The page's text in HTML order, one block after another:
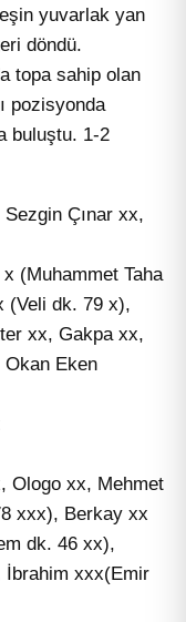
yuvarlak yan
döndü.
topa sahip olan
pozisyonda
buluştu. 1-2
Çınar xx,
(Muhammet Taha
(Veli dk. 79 x),
xx, Gakpa xx,
Okan Eken
Ologo xx, Mehmet
xxx), Berkay xx
dk. 46 xx),
İbrahim xxx(Emir